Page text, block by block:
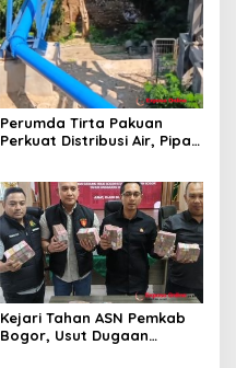
Perumda Tirta Pakuan
Perkuat Distribusi Air, Pipa
Kejari Tahan ASN Pemkab
Bogor, Usut Dugaan